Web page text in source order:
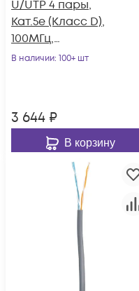
U/UTP 4 пары,
Кат.5e (Класс D),
100МГц,
одножильный, BC
В наличии: 100+ шт
3 644 ₽
В корзину